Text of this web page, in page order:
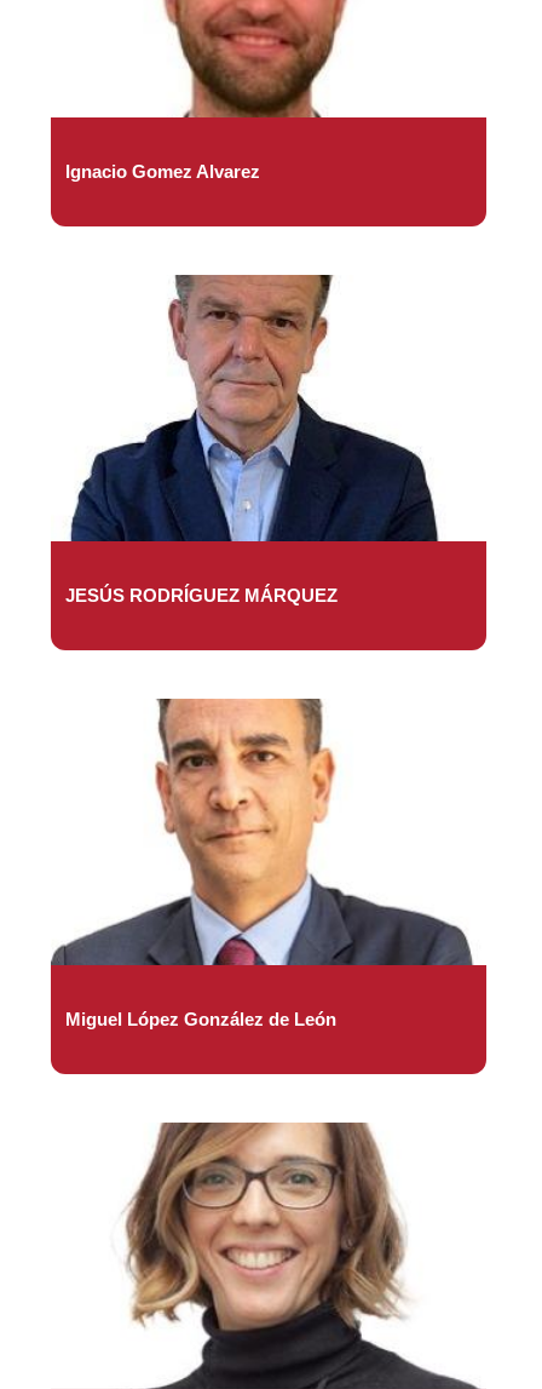
Ignacio Gomez Alvarez
JESÚS RODRÍGUEZ MÁRQUEZ
Miguel López González de León